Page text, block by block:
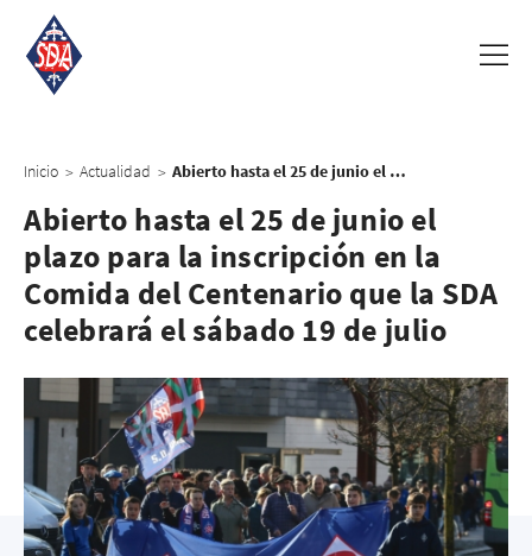
Inicio > Actualidad > Abierto hasta el 25 de junio el plazo para la inscripción en la Comida del Centenario que la SDA celebrará el sábado 19 de julio
Abierto hasta el 25 de junio el
plazo para la inscripción en la
Comida del Centenario que la SDA
celebrará el sábado 19 de julio